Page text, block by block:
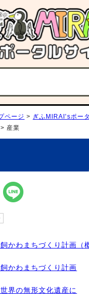
ページ > ぎふMIRAI'sポー
> 産業
かわまちづくり計画（
かわまちづくり計画
界の無形文化遺産に